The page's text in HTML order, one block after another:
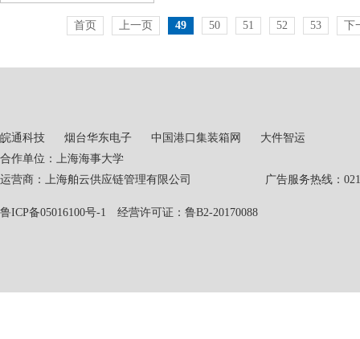
首页 上一页 49 50 51 52 53 下
皖通科技 烟台华东电子 中国港口集装箱网
大件智运
合作单位：上海海事大学
运营商：上海舶云供应链管理有限公司 广告服务热线：021-
鲁ICP备05016100号-1 经营许可证：鲁B2-20170088